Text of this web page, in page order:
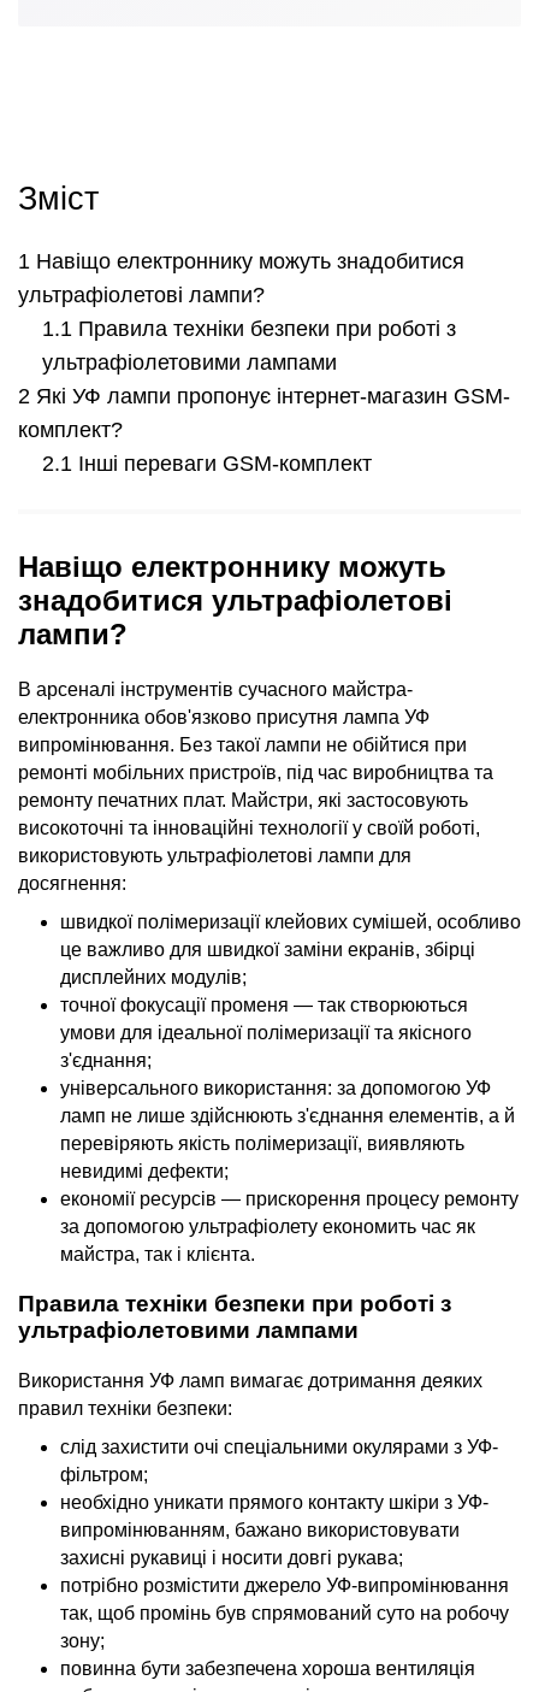
Зміст
Навіщо електроннику можуть знадобитися
ультрафіолетові лампи?
Правила техніки безпеки при роботі з
ультрафіолетовими лампами
Які УФ лампи пропонує інтернет-магазин GSM-
комплект?
Інші переваги GSM-комплект
Навіщо електроннику можуть
знадобитися ультрафіолетові
лампи?
В арсеналі інструментів сучасного майстра-
електронника обов'язково присутня лампа УФ
випромінювання. Без такої лампи не обійтися при
ремонті мобільних пристроїв, під час виробництва та
ремонту печатних плат. Майстри, які застосовують
високоточні та інноваційні технології у своїй роботі,
використовують ультрафіолетові лампи для
досягнення:
швидкої полімеризації клейових сумішей, особливо
це важливо для швидкої заміни екранів, збірці
дисплейних модулів;
точної фокусації променя — так створюються
умови для ідеальної полімеризації та якісного
з'єднання;
універсального використання: за допомогою УФ
ламп не лише здійснюють з'єднання елементів, а й
перевіряють якість полімеризації, виявляють
невидимі дефекти;
економії ресурсів — прискорення процесу ремонту
за допомогою ультрафіолету економить час як
майстра, так і клієнта.
Правила техніки безпеки при роботі з
ультрафіолетовими лампами
Використання УФ ламп вимагає дотримання деяких
правил техніки безпеки:
слід захистити очі спеціальними окулярами з УФ-
фільтром;
необхідно уникати прямого контакту шкіри з УФ-
випромінюванням, бажано використовувати
захисні рукавиці і носити довгі рукава;
потрібно розмістити джерело УФ-випромінювання
так, щоб промінь був спрямований суто на робочу
зону;
повинна бути забезпечена хороша вентиляція